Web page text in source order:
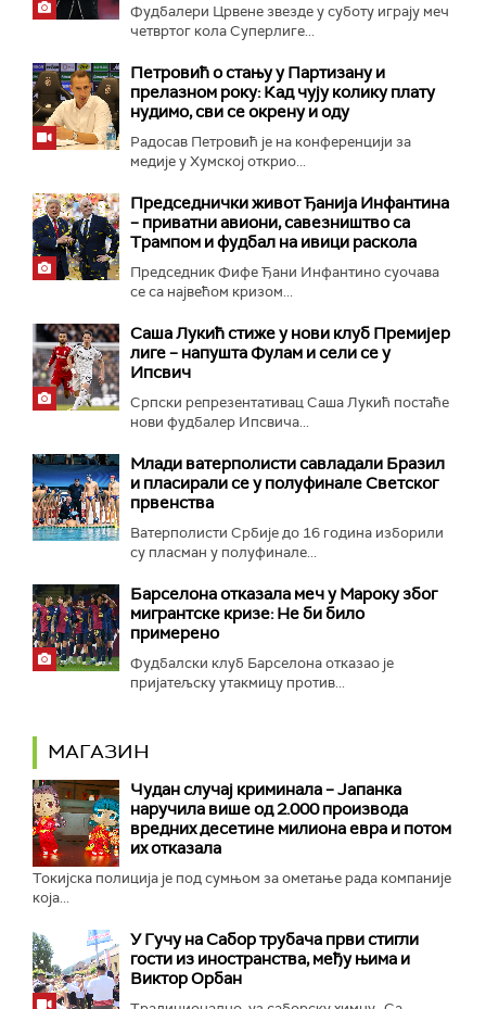
Фудбалери Црвене звезде у суботу играју меч
четвртог кола Суперлиге...
Петровић о стању у Партизану и
прелазном року: Кад чују колику плату
нудимо, сви се окрену и оду
Радосав Петровић је на конференцији за
медије у Хумској открио...
Председнички живот Ђанија Инфантина
– приватни авиони, савезништво са
Трампом и фудбал на ивици раскола
Председник Фифе Ђани Инфантино суочава
се са највећом кризом...
Саша Лукић стиже у нови клуб Премијер
лиге – напушта Фулам и сели се у
Ипсвич
Српски репрезентативац Саша Лукић постаће
нови фудбалер Ипсвича...
Млади ватерполисти савладали Бразил
и пласирали се у полуфинале Светског
првенства
Ватерполисти Србије до 16 година изборили
су пласман у полуфинале...
Барселона отказала меч у Мароку због
мигрантске кризе: Не би било
примерено
Фудбалски клуб Барселона отказао је
пријатељску утакмицу против...
МАГАЗИН
Чудан случај криминала – Јапанка
наручила више од 2.000 производа
вредних десетине милиона евра и потом
их отказала
Токијска полиција је под сумњом за ометање рада компаније
која...
У Гучу на Сабор трубача први стигли
гости из иностранства, међу њима и
Виктор Орбан